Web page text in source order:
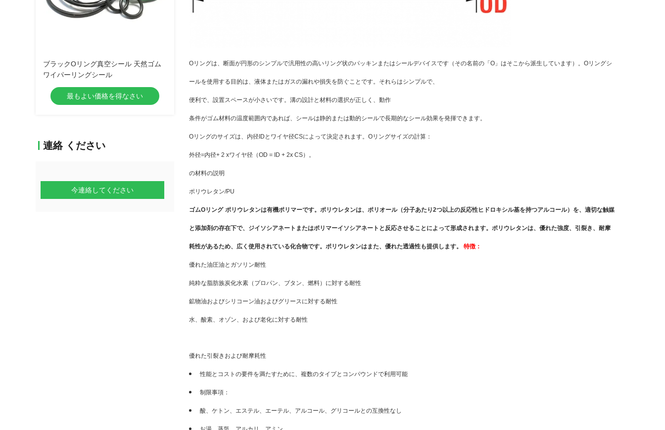
ブラックOリング真空シール 天然ゴム
ワイパーリングシール
最もよい価格を得なさい
連絡 ください
今連絡してください
Oリングは、断面が円形のシンプルで汎用性の高いリング状のパッキンまたはシールデバイスです（その名前の「O」はそこから派生しています）。Oリングシ
ールを使用する目的は、液体またはガスの漏れや損失を防ぐことです。それらはシンプルで、
便利で、設置スペースが小さいです。溝の設計と材料の選択が正しく、動作
条件がゴム材料の温度範囲内であれば、シールは静的または動的シールで長期的なシール効果を発揮できます。
Oリングのサイズは、内径IDとワイヤ径CSによって決定されます。Oリングサイズの計算：
外径=内径+ 2 xワイヤ径（OD = ID + 2x CS）。
の材料の説明
ポリウレタン/PU
ゴムOリング ポリウレタンは有機ポリマーです。ポリウレタンは、ポリオール（分子あたり2つ以上の反応性ヒドロキシル基を持つアルコール）を、適切な触媒
と添加剤の存在下で、ジイソシアネートまたはポリマーイソシアネートと反応させることによって形成されます。ポリウレタンは、優れた強度、引裂き、耐摩
耗性があるため、広く使用されている化合物です。ポリウレタンはまた、優れた透過性も提供します。 特徴：
優れた油圧油とガソリン耐性
純粋な脂肪族炭化水素（プロパン、ブタン、燃料）に対する耐性
鉱物油およびシリコーン油およびグリースに対する耐性
水、酸素、オゾン、および老化に対する耐性
優れた引裂きおよび耐摩耗性
性能とコストの要件を満たすために、複数のタイプとコンパウンドで利用可能
制限事項：
酸、ケトン、エステル、エーテル、アルコール、グリコールとの互換性なし